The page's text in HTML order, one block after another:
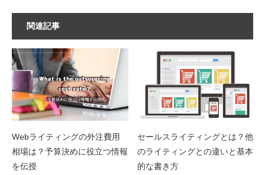
関連記事
Webライティングの外注費用
相場は？予算決めに役立つ情報
を伝授
セールスライティングとは？他
のライティングとの違いと基本
的な書き方